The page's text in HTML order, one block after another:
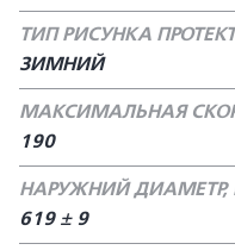
ТИП РИСУНКА
ЗИМНИЙ
МАКСИМАЛЬНАЯ
190
НАРУЖНИЙ
619 ± 9